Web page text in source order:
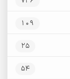
109
25
54